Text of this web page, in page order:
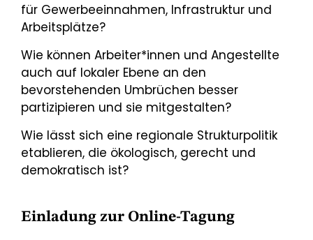
für Gewerbeeinnahmen, Infrastruktur und
Arbeitsplätze?
Wie können Arbeiter*innen und Angestellte
auch auf lokaler Ebene an den
bevorstehenden Umbrüchen besser
partizipieren und sie mitgestalten?
Wie lässt sich eine regionale Strukturpolitik
etablieren, die ökologisch, gerecht und
demokratisch ist?
Einladung zur Online-Tagung